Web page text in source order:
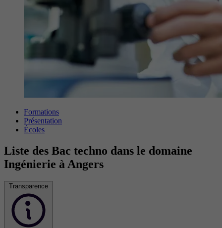
Formations
Présentation
Écoles
Liste des Bac techno dans le domaine
Ingénierie à Angers
Transparence